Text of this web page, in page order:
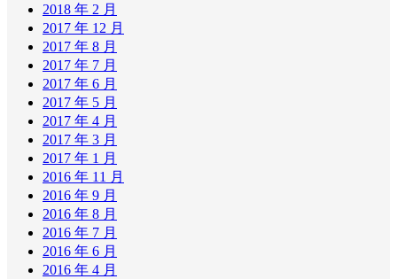
2018 年 2 月
2017 年 12 月
2017 年 8 月
2017 年 7 月
2017 年 6 月
2017 年 5 月
2017 年 4 月
2017 年 3 月
2017 年 1 月
2016 年 11 月
2016 年 9 月
2016 年 8 月
2016 年 7 月
2016 年 6 月
2016 年 4 月